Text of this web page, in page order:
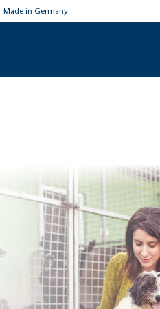
Made in Germany